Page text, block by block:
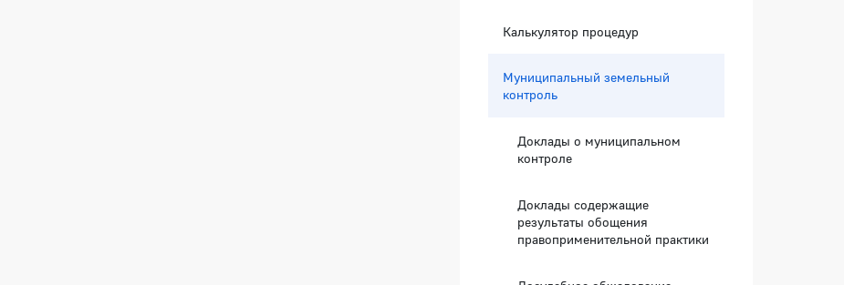
Калькулятор процедур
Муниципальный земельный
контроль
Доклады о муниципальном
контроле
Доклады содержащие
результаты обощения
правоприменительной практики